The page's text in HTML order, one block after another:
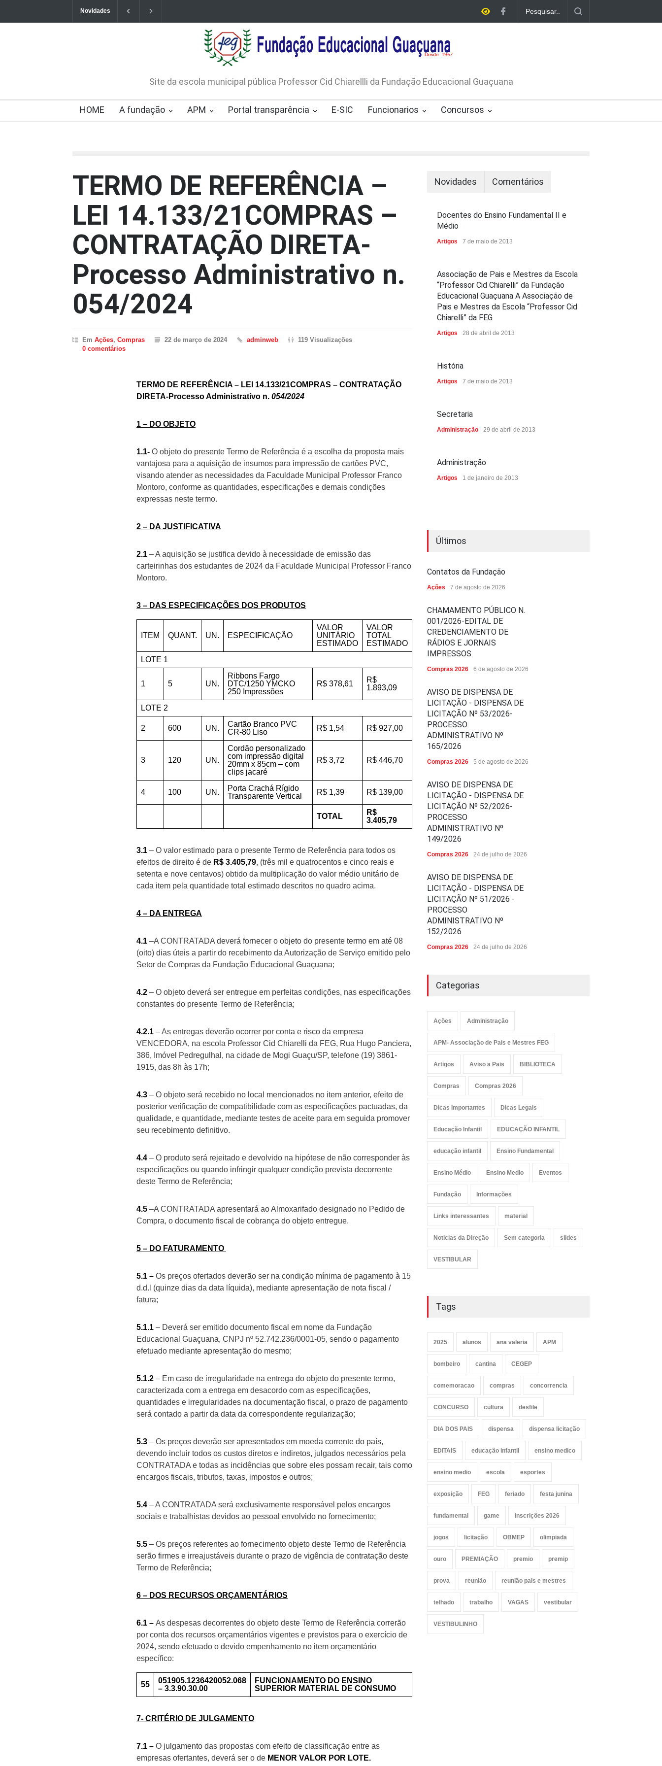
Novidades
CHAMAMENTO PÚBLICO N. 001/2026-EDITAL DE
CREDENCIAMENTO DE RÁDIOS E JORNAIS IMPRESSOS
LICITAÇÃO Nº 53/2026-PROCESSO ADMINISTRATIVO Nº
165/2026
Site da escola municipal pública Professor Cid Chiarellli da Fundação Educacional Guaçuana
HOME A fundação APM Portal transparência E-SIC Funcionarios Concursos
TERMO DE REFERÊNCIA –
LEI 14.133/21COMPRAS –
CONTRATAÇÃO DIRETA-
Processo Administrativo n.
054/2024
Em Ações, Compras 22 de março de 2024 adminweb
119 Visualizações
0 comentários
TERMO DE REFERÊNCIA – LEI 14.133/21COMPRAS – CONTRATAÇÃO
DIRETA-Processo Administrativo n. 054/2024
1 – DO OBJETO
1.1- O objeto do presente Termo de Referência é a escolha da proposta mais
vantajosa para a aquisição de insumos para impressão de cartões PVC,
visando atender as necessidades da Faculdade Municipal Professor Franco
Montoro, conforme as quantidades, especificações e demais condições
expressas neste termo.
2 – DA JUSTIFICATIVA
2.1 – A aquisição se justifica devido à necessidade de emissão das
carteirinhas dos estudantes de 2024 da Faculdade Municipal Professor Franco
Montoro.
3 – DAS ESPECIFICAÇÕES DOS PRODUTOS
ITEM QUANT. UN. ESPECIFICAÇÃO
VALOR
UNITÁRIO
ESTIMADO
VALOR
TOTAL
ESTIMADO
LOTE 1
1 5 UN.
Ribbons Fargo
DTC/1250 YMCKO
250 Impressões
R$ 378,61
R$
1.893,09
LOTE 2
2 600 UN.
Cartão Branco PVC
CR-80 Liso
R$ 1,54 R$ 927,00
3 120 UN.
Cordão personalizado
com impressão digital
20mm x 85cm – com
clips jacaré
R$ 3,72 R$ 446,70
4 100 UN.
Porta Crachá Rígido
Transparente Vertical
R$ 1,39 R$ 139,00
TOTAL
R$
3.405,79
3.1 – O valor estimado para o presente Termo de Referência para todos os
efeitos de direito é de R$ 3.405,79, (três mil e quatrocentos e cinco reais e
setenta e nove centavos) obtido da multiplicação do valor médio unitário de
cada item pela quantidade total estimado descritos no quadro acima.
4 – DA ENTREGA
4.1 –A CONTRATADA deverá fornecer o objeto do presente termo em até 08
(oito) dias úteis a partir do recebimento da Autorização de Serviço emitido pelo
Setor de Compras da Fundação Educacional Guaçuana;
4.2 – O objeto deverá ser entregue em perfeitas condições, nas especificações
constantes do presente Termo de Referência;
4.2.1 – As entregas deverão ocorrer por conta e risco da empresa
VENCEDORA, na escola Professor Cid Chiarelli da FEG, Rua Hugo Panciera,
386, Imóvel Pedregulhal, na cidade de Mogi Guaçu/SP, telefone (19) 3861-
1915, das 8h às 17h;
4.3 – O objeto será recebido no local mencionados no item anterior, efeito de
posterior verificação de compatibilidade com as especificações pactuadas, da
qualidade, e quantidade, mediante testes de aceite para em seguida promover
seu recebimento definitivo.
4.4 – O produto será rejeitado e devolvido na hipótese de não corresponder às
especificações ou quando infringir qualquer condição prevista decorrente
deste Termo de Referência;
4.5 –A CONTRATADA apresentará ao Almoxarifado designado no Pedido de
Compra, o documento fiscal de cobrança do objeto entregue.
5 – DO FATURAMENTO
5.1 – Os preços ofertados deverão ser na condição mínima de pagamento à 15
d.d.l (quinze dias da data líquida), mediante apresentação de nota fiscal /
fatura;
5.1.1 – Deverá ser emitido documento fiscal em nome da Fundação
Educacional Guaçuana, CNPJ nº 52.742.236/0001-05, sendo o pagamento
efetuado mediante apresentação do mesmo;
5.1.2 – Em caso de irregularidade na entrega do objeto do presente termo,
caracterizada com a entrega em desacordo com as especificações,
quantidades e irregularidades na documentação fiscal, o prazo de pagamento
será contado a partir da data da correspondente regularização;
5.3 – Os preços deverão ser apresentados em moeda corrente do país,
devendo incluir todos os custos diretos e indiretos, julgados necessários pela
CONTRATADA e todas as incidências que sobre eles possam recair, tais como
encargos fiscais, tributos, taxas, impostos e outros;
5.4 – A CONTRATADA será exclusivamente responsável pelos encargos
sociais e trabalhistas devidos ao pessoal envolvido no fornecimento;
5.5 – Os preços referentes ao fornecimento objeto deste Termo de Referência
serão firmes e irreajustáveis durante o prazo de vigência de contratação deste
Termo de Referência;
6 – DOS RECURSOS ORÇAMENTÁRIOS
6.1 – As despesas decorrentes do objeto deste Termo de Referência correrão
por conta dos recursos orçamentários vigentes e previstos para o exercício de
2024, sendo efetuado o devido empenhamento no item orçamentário
específico:
55
051905.1236420052.068
– 3.3.90.30.00
FUNCIONAMENTO DO ENSINO
SUPERIOR MATERIAL DE CONSUMO
7- CRITÉRIO DE JULGAMENTO
7.1 – O julgamento das propostas com efeito de classificação entre as
empresas ofertantes, deverá ser o de MENOR VALOR POR LOTE.
Novidades Comentários
Docentes do Ensino Fundamental II e
Médio
Artigos 7 de maio de 2013
Associação de Pais e Mestres da Escola
“Professor Cid Chiarelli” da Fundação
Educacional Guaçuana A Associação de
Pais e Mestres da Escola “Professor Cid
Chiarelli” da FEG
Artigos 28 de abril de 2013
História
Artigos 7 de maio de 2013
Secretaria
Administração 29 de abril de 2013
Administração
Artigos 1 de janeiro de 2013
Últimos
Contatos da Fundação
Ações 7 de agosto de 2026
CHAMAMENTO PÚBLICO N.
001/2026-EDITAL DE
CREDENCIAMENTO DE
RÁDIOS E JORNAIS
IMPRESSOS
Compras 2026 6 de agosto de 2026
AVISO DE DISPENSA DE
LICITAÇÃO - DISPENSA DE
LICITAÇÃO Nº 53/2026-
PROCESSO
ADMINISTRATIVO Nº
165/2026
Compras 2026 5 de agosto de 2026
AVISO DE DISPENSA DE
LICITAÇÃO - DISPENSA DE
LICITAÇÃO Nº 52/2026-
PROCESSO
ADMINISTRATIVO Nº
149/2026
Compras 2026 24 de julho de 2026
AVISO DE DISPENSA DE
LICITAÇÃO - DISPENSA DE
LICITAÇÃO Nº 51/2026 -
PROCESSO
ADMINISTRATIVO Nº
152/2026
Compras 2026 24 de julho de 2026
Categorias
Ações Administração
APM- Associação de Pais e Mestres FEG
Artigos Aviso a Pais BIBLIOTECA
Compras Compras 2026
Dicas Importantes Dicas Legais
Educação Infantil EDUCAÇÃO INFANTIL
educação infantil Ensino Fundamental
Ensino Médio Ensino Medio Eventos
Fundação Informações
Links interessantes material
Noticias da Direção Sem categoria slides
VESTIBULAR
Tags
2025 alunos ana valeria APM
bombeiro cantina CEGEP
comemoracao compras concorrencia
CONCURSO cultura desfile
DIA DOS PAIS dispensa dispensa licitação
EDITAIS educação infantil ensino medico
ensino medio escola esportes
exposição FEG feriado festa junina
fundamental game inscrições 2026
jogos licitação OBMEP olimpiada
ouro PREMIAÇÃO premio premip
prova reunião reunião pais e mestres
telhado trabalho VAGAS vestibular
VESTIBULINHO